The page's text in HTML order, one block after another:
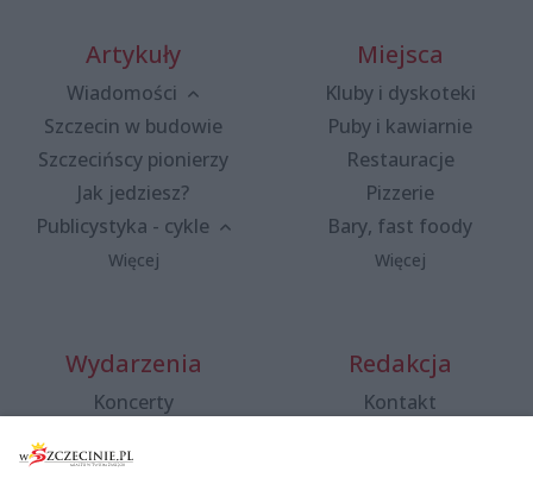
Artykuły
Wiadomości
Szczecin w budowie
Szczecińscy pionierzy
Jak jedziesz?
Publicystyka - cykle
Więcej
Miejsca
Kluby i dyskoteki
Puby i kawiarnie
Restauracje
Pizzerie
Bary, fast foody
Więcej
Wydarzenia
Koncerty
Spacery i oprowadzania
Redakcja
Kontakt